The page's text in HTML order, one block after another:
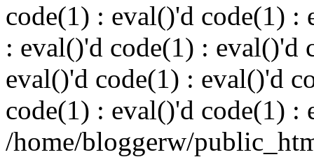
code(1) : eval()'d code(1) :
: eval()'d code(1) : eval()'d
eval()'d code(1) : eval()'d
code(1) : eval()'d code(1) :
/home/bloggerw/